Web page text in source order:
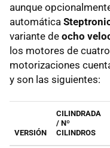
aunque
automática
variante de ocho
los motores de
motorizaciones
y son las siguientes:
VERSIÓN
CILINDRADA
/ Nº
CILINDROS